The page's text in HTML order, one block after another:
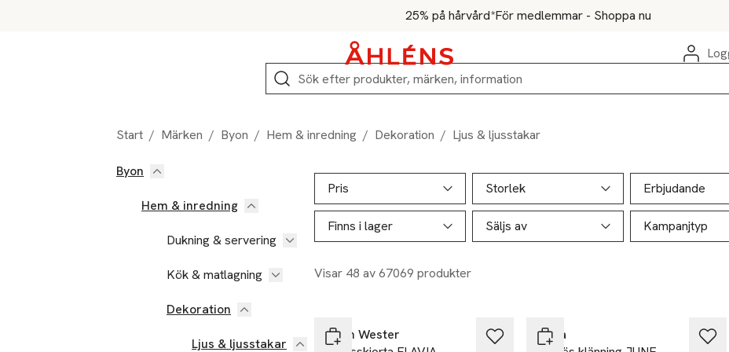
25% på hårvård*För medlemmar - Shoppa nu
Sök
Start / Märken / Byon / Hem & inredning / Dekoration / Ljus & ljusstakar
Hoppa till produktsidan
Byon
Hem & inredning
Dukning & servering
Kök & matlagning
Dekoration
Ljus & ljusstakar
Hoppa till produktsidan
Pris
Storlek Erbjudande
Finns i lager Säljs av Kampanjtyp
Visar 48 av 67069 produkter
Lista över produkter
Carin Wester
Wera